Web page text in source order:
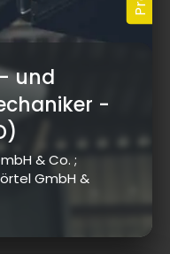
und
-
& Co. ;
GmbH &